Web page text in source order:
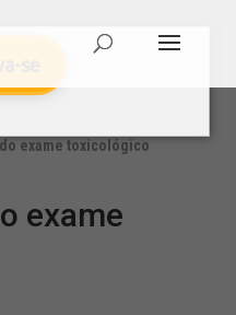
exame toxicológico
exame